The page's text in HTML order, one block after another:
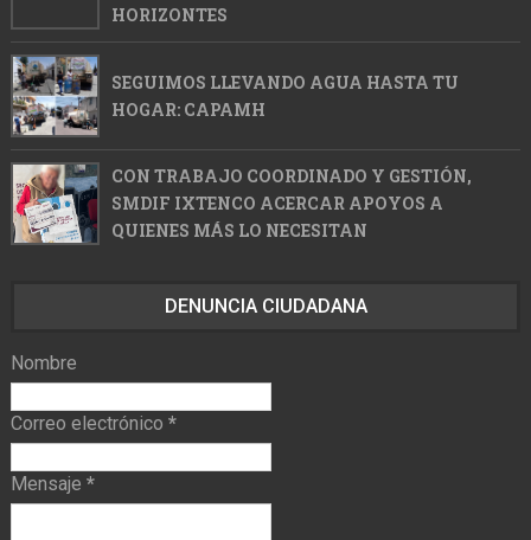
HORIZONTES
SEGUIMOS LLEVANDO AGUA HASTA TU
HOGAR: CAPAMH
CON TRABAJO COORDINADO Y GESTIÓN,
SMDIF IXTENCO ACERCAR APOYOS A
QUIENES MÁS LO NECESITAN
DENUNCIA CIUDADANA
Nombre
Correo electrónico *
Mensaje *